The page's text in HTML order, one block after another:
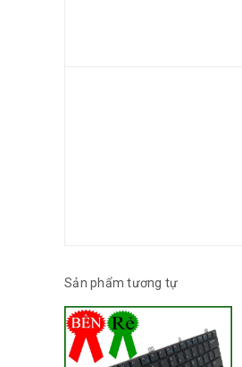
Sản phẩm tương tự